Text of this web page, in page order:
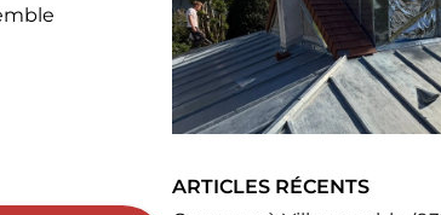
ARTICLES RÉCENTS